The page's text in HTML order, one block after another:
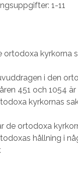
1-11
ortodoxa kyrkorna
i den
451 och 1054 är
kyrkornas
de ortodoxa
hållning i